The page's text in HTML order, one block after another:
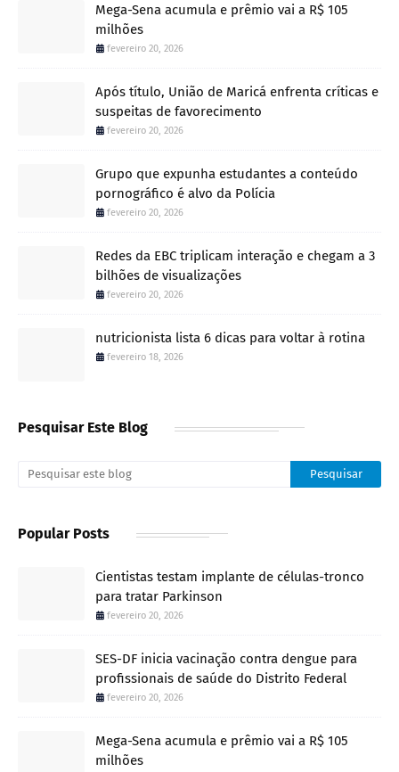
Mega-Sena acumula e prêmio vai a R$ 105
milhões
fevereiro 20, 2026
Após título, União de Maricá enfrenta críticas e
suspeitas de favorecimento
fevereiro 20, 2026
Grupo que expunha estudantes a conteúdo
pornográfico é alvo da Polícia
fevereiro 20, 2026
Redes da EBC triplicam interação e chegam a 3
bilhões de visualizações
fevereiro 20, 2026
nutricionista lista 6 dicas para voltar à rotina
fevereiro 18, 2026
Pesquisar Este Blog
Popular Posts
Cientistas testam implante de células-tronco
para tratar Parkinson
fevereiro 20, 2026
SES-DF inicia vacinação contra dengue para
profissionais de saúde do Distrito Federal
fevereiro 20, 2026
Mega-Sena acumula e prêmio vai a R$ 105
milhões